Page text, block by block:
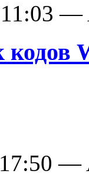
—
кодов
—